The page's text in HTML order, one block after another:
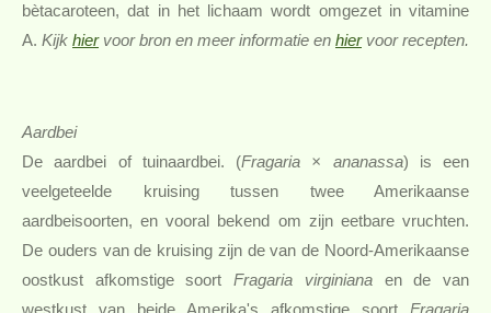
bètacaroteen, dat in het lichaam wordt omgezet in vitamine
A. Kijk hier voor bron en meer informatie en hier voor recepten.
Aardbei
De aardbei of tuinaardbei. (Fragaria × ananassa) is een
veelgeteelde kruising tussen twee Amerikaanse
aardbeisoorten, en vooral bekend om zijn eetbare vruchten.
De ouders van de kruising zijn de van de Noord-Amerikaanse
oostkust afkomstige soort
Fragaria virginiana
en de van
westkust van beide Amerika's afkomstige soort
Fragaria